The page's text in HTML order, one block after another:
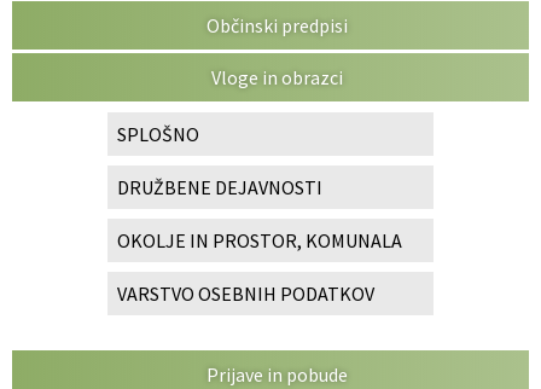
Občinski predpisi
Vloge in obrazci
SPLOŠNO
DRUŽBENE DEJAVNOSTI
OKOLJE IN PROSTOR, KOMUNALA
VARSTVO OSEBNIH PODATKOV
Prijave in pobude